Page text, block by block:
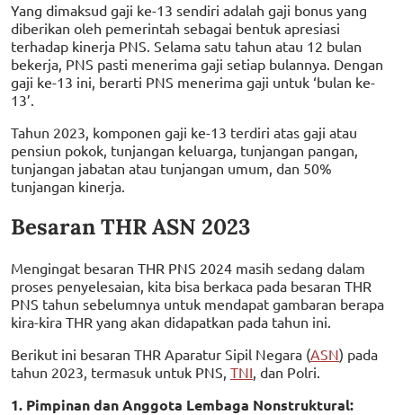
Yang dimaksud gaji ke-13 sendiri adalah gaji bonus yang
diberikan oleh pemerintah sebagai bentuk apresiasi
terhadap kinerja PNS. Selama satu tahun atau 12 bulan
bekerja, PNS pasti menerima gaji setiap bulannya. Dengan
gaji ke-13 ini, berarti PNS menerima gaji untuk ‘bulan ke-
13’.
Tahun 2023, komponen gaji ke-13 terdiri atas gaji atau
pensiun pokok, tunjangan keluarga, tunjangan pangan,
tunjangan jabatan atau tunjangan umum, dan 50%
tunjangan kinerja.
Besaran THR ASN 2023
Mengingat besaran THR PNS 2024 masih sedang dalam
proses penyelesaian, kita bisa berkaca pada besaran THR
PNS tahun sebelumnya untuk mendapat gambaran berapa
kira-kira THR yang akan didapatkan pada tahun ini.
Berikut ini besaran THR Aparatur Sipil Negara (ASN) pada
tahun 2023, termasuk untuk PNS, TNI , dan Polri.
1. Pimpinan dan Anggota Lembaga Nonstruktural: